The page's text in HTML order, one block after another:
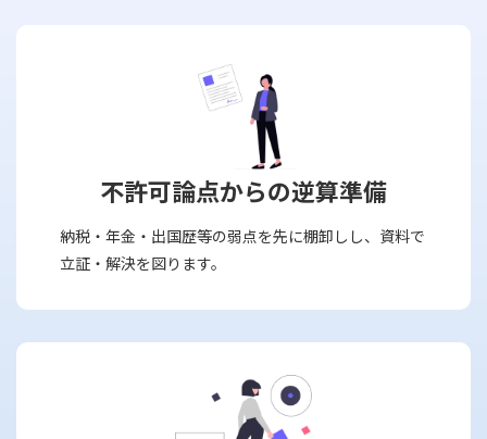
不許可論点からの逆算準備
納税・年金・出国歴等の弱点を先に棚卸しし、資料で
立証・解決を図ります。